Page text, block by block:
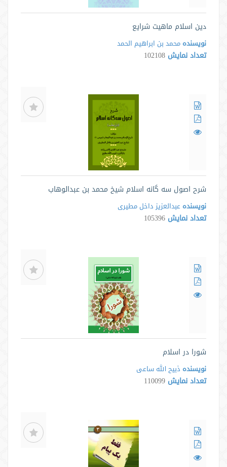
دین اسلام ماهیت شرایع
نویسنده محمد بن ابراهیم الحمد
تعداد نمایش 102108
شرح اصول سه گانه اسلام شیخ محمد بن عبدالوهاب
نویسنده عبدالعزیز داخل مطیری
تعداد نمایش 105396
شورا در اسلام
نویسنده ذبیح الله ساعی
تعداد نمایش 110099